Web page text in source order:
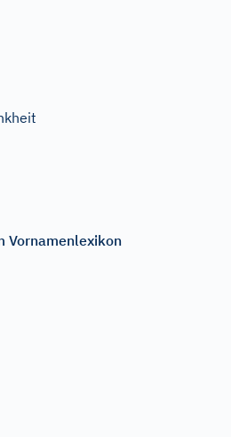
Vornamenlexikon